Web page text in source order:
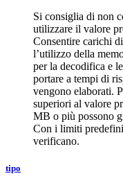
Si consiglia di non
utilizzare il valore
Consentire carichi
l’utilizzo della
per la decodifica e
portare a tempi di
vengono elaborati.
superiori al valore
MB o più possono
Con i limiti
verificano.
tipo